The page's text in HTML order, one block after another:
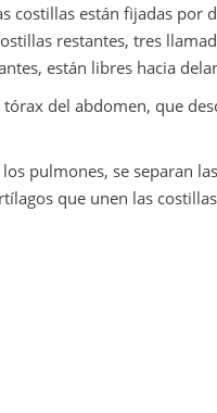
costillas están fijadas por
restantes, tres
están libres hacia
del abdomen, que
pulmones, se separan
que unen las